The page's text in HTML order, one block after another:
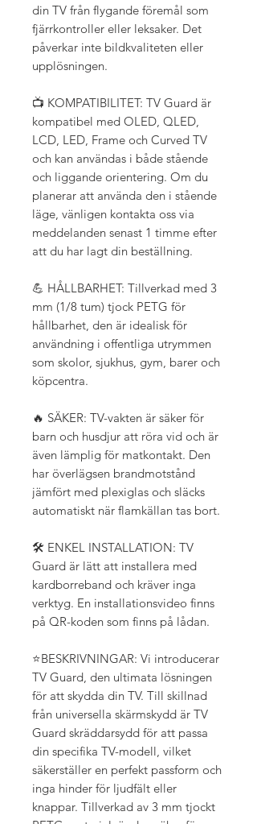
din TV från flygande föremål som
fjärrkontroller eller leksaker. Det
påverkar inte bildkvaliteten eller
upplösningen.
📺 KOMPATIBILITET: TV Guard är
kompatibel med OLED, QLED,
LCD, LED, Frame och Curved TV
och kan användas i både stående
och liggande orientering. Om du
planerar att använda den i stående
läge, vänligen kontakta oss via
meddelanden senast 1 timme efter
att du har lagt din beställning.
💪 HÅLLBARHET: Tillverkad med 3
mm (1/8 tum) tjock PETG för
hållbarhet, den är idealisk för
användning i offentliga utrymmen
som skolor, sjukhus, gym, barer och
köpcentra.
🔥 SÄKER: TV-vakten är säker för
barn och husdjur att röra vid och är
även lämplig för matkontakt. Den
har överlägsen brandmotstånd
jämfört med plexiglas och släcks
automatiskt när flamkällan tas bort.
🛠️ ENKEL INSTALLATION: TV
Guard är lätt att installera med
kardborreband och kräver inga
verktyg. En installationsvideo finns
på QR-koden som finns på lådan.
⭐BESKRIVNINGAR: Vi introducerar
TV Guard, den ultimata lösningen
för att skydda din TV. Till skillnad
från universella skärmskydd är TV
Guard skräddarsydd för att passa
din specifika TV-modell, vilket
säkerställer en perfekt passform och
inga hinder för ljudfält eller
knappar. Tillverkad av 3 mm tjockt